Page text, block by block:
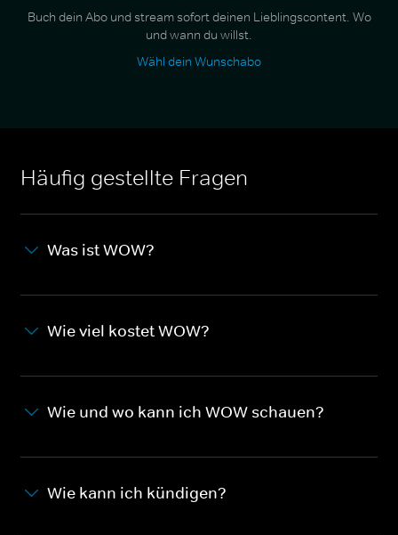
Buch dein Abo und stream sofort deinen Lieblingscontent. Wo
und wann du willst.
Wähl dein Wunschabo
Häufig gestellte Fragen
Was ist WOW?
Wie viel kostet WOW?
Wie und wo kann ich WOW schauen?
Wie kann ich kündigen?